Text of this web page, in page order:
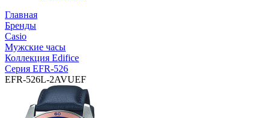
Главная
Бренды
Casio
Мужские часы
Коллекция Edifice
Серия EFR-526
EFR-526L-2AVUEF